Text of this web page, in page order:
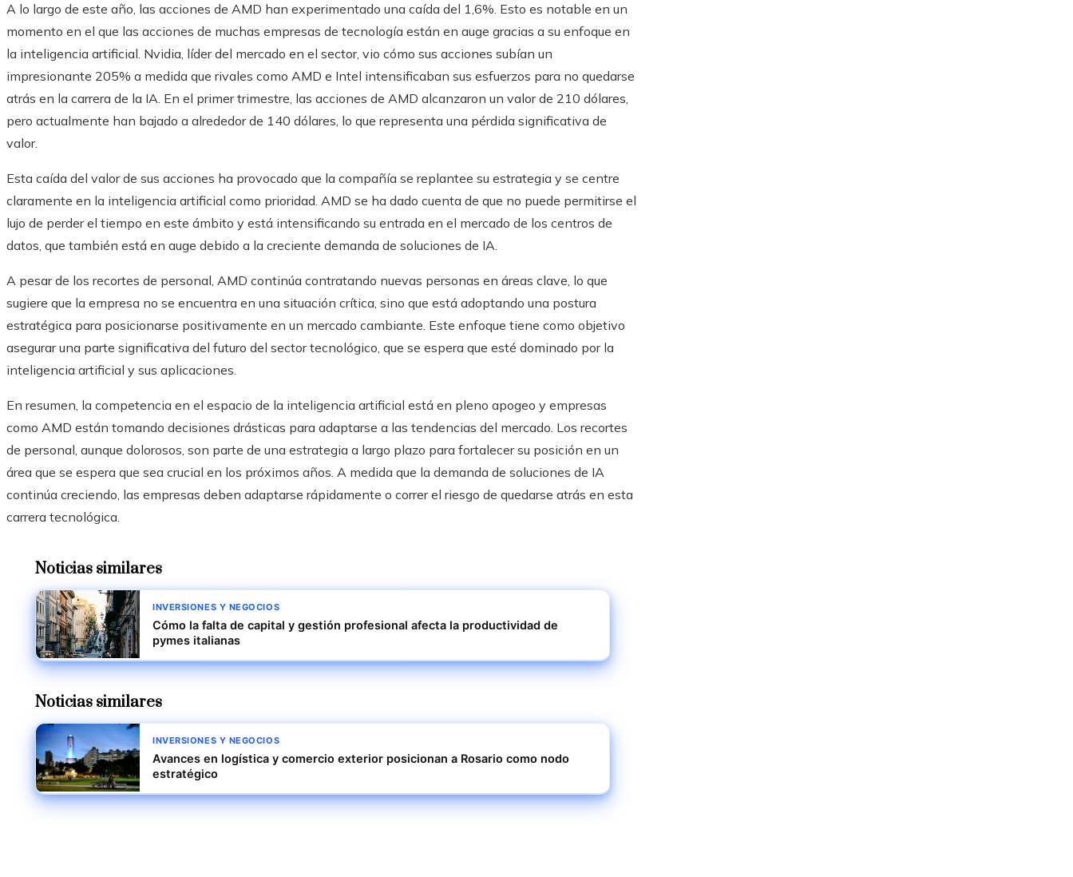
A lo largo de este año, las acciones de AMD han experimentado una caída del 1,6%. Esto es notable en un
momento en el que las acciones de muchas empresas de tecnología están en auge gracias a su enfoque en
la inteligencia artificial. Nvidia, líder del mercado en el sector, vio cómo sus acciones subían un
impresionante 205% a medida que rivales como AMD e Intel intensificaban sus esfuerzos para no quedarse
atrás en la carrera de la IA. En el primer trimestre, las acciones de AMD alcanzaron un valor de 210 dólares,
pero actualmente han bajado a alrededor de 140 dólares, lo que representa una pérdida significativa de
valor.
Esta caída del valor de sus acciones ha provocado que la compañía se replantee su estrategia y se centre
claramente en la inteligencia artificial como prioridad. AMD se ha dado cuenta de que no puede permitirse el
lujo de perder el tiempo en este ámbito y está intensificando su entrada en el mercado de los centros de
datos, que también está en auge debido a la creciente demanda de soluciones de IA.
A pesar de los recortes de personal, AMD continúa contratando nuevas personas en áreas clave, lo que
sugiere que la empresa no se encuentra en una situación crítica, sino que está adoptando una postura
estratégica para posicionarse positivamente en un mercado cambiante. Este enfoque tiene como objetivo
asegurar una parte significativa del futuro del sector tecnológico, que se espera que esté dominado por la
inteligencia artificial y sus aplicaciones.
En resumen, la competencia en el espacio de la inteligencia artificial está en pleno apogeo y empresas
como AMD están tomando decisiones drásticas para adaptarse a las tendencias del mercado. Los recortes
de personal, aunque dolorosos, son parte de una estrategia a largo plazo para fortalecer su posición en un
área que se espera que sea crucial en los próximos años. A medida que la demanda de soluciones de IA
continúa creciendo, las empresas deben adaptarse rápidamente o correr el riesgo de quedarse atrás en esta
carrera tecnológica.
Noticias similares
INVERSIONES Y NEGOCIOS
Cómo la falta de capital y gestión profesional afecta la productividad de
pymes italianas
Noticias similares
INVERSIONES Y NEGOCIOS
Avances en logística y comercio exterior posicionan a Rosario como nodo
estratégico